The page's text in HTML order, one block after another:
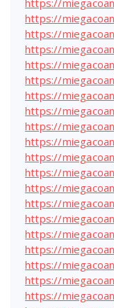
https://
https://
https://
https://
https://
https://
https://
https://
https://
https://
https://
https://
https://
https://
https://
https://
https://
https://
https://
https://